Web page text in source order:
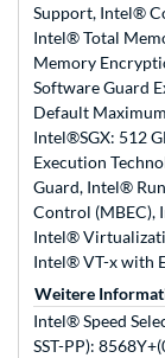
Support, Intel®
Intel® Total
Memory
Software Guard
Default
Intel®SGX: 512
Execution
Guard, Intel®
Control (MBEC),
Intel®
Intel® VT-x with
Weitere
Intel® Speed
SST-PP):